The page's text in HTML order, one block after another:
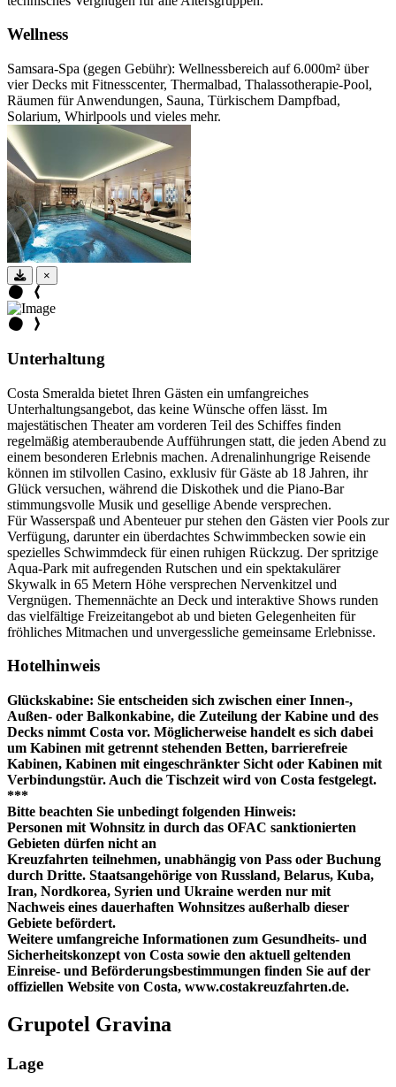
Wellness
Samsara-Spa (gegen Gebühr): Wellnessbereich auf 6.000m² über
vier Decks mit Fitnesscenter, Thermalbad, Thalassotherapie-Pool,
Räumen für Anwendungen, Sauna, Türkischem Dampfbad,
Solarium, Whirlpools und vieles mehr.
×
Unterhaltung
Costa Smeralda bietet Ihren Gästen ein umfangreiches
Unterhaltungsangebot, das keine Wünsche offen lässt. Im
majestätischen Theater am vorderen Teil des Schiffes finden
regelmäßig atemberaubende Aufführungen statt, die jeden Abend zu
einem besonderen Erlebnis machen. Adrenalinhungrige Reisende
können im stilvollen Casino, exklusiv für Gäste ab 18 Jahren, ihr
Glück versuchen, während die Diskothek und die Piano-Bar
stimmungsvolle Musik und gesellige Abende versprechen.
Für Wasserspaß und Abenteuer pur stehen den Gästen vier Pools zur
Verfügung, darunter ein überdachtes Schwimmbecken sowie ein
spezielles Schwimmdeck für einen ruhigen Rückzug. Der spritzige
Aqua-Park mit aufregenden Rutschen und ein spektakulärer
Skywalk in 65 Metern Höhe versprechen Nervenkitzel und
Vergnügen. Themennächte an Deck und interaktive Shows runden
das vielfältige Freizeitangebot ab und bieten Gelegenheiten für
fröhliches Mitmachen und unvergessliche gemeinsame Erlebnisse.
Hotelhinweis
Glückskabine: Sie entscheiden sich zwischen einer Innen-,
Außen- oder Balkonkabine, die Zuteilung der Kabine und des
Decks nimmt Costa vor. Möglicherweise handelt es sich dabei
um Kabinen mit getrennt stehenden Betten, barrierefreie
Kabinen, Kabinen mit eingeschränkter Sicht oder Kabinen mit
Verbindungstür. Auch die Tischzeit wird von Costa festgelegt.
***
Bitte beachten Sie unbedingt folgenden Hinweis:
Personen mit Wohnsitz in durch das OFAC sanktionierten
Gebieten dürfen nicht an
Kreuzfahrten teilnehmen, unabhängig von Pass oder Buchung
durch Dritte. Staatsangehörige von Russland, Belarus, Kuba,
Iran, Nordkorea, Syrien und Ukraine werden nur mit
Nachweis eines dauerhaften Wohnsitzes außerhalb dieser
Gebiete befördert.
Weitere umfangreiche Informationen zum Gesundheits- und
Sicherheitskonzept von Costa sowie den aktuell geltenden
Einreise- und Beförderungsbestimmungen finden Sie auf der
offiziellen Website von Costa, www.costakreuzfahrten.de.
Grupotel Gravina
Lage